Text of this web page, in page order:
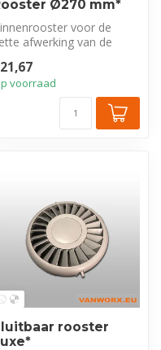
Ø270 mm*
voor de
afwerking van de
di...
voorraad
rooster